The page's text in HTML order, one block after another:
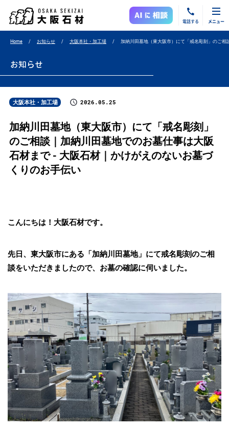
電話する メニュー
Home お知らせ 大阪本社・加工場 加納川田墓地（東大阪市）にて「戒名彫刻」のご
お知らせ
大阪本社・加工場 2026.05.25
加納川田墓地（東大阪市）にて「戒名彫刻」
のご相談｜加納川田墓地でのお墓仕事は大阪
石材まで - 大阪石材｜かけがえのないお墓づ
くりのお手伝い
こんにちは！大阪石材です。
先日、東大阪市にある「加納川田墓地」にて戒名彫刻のご相
談をいただきましたので、お墓の確認に伺いました。